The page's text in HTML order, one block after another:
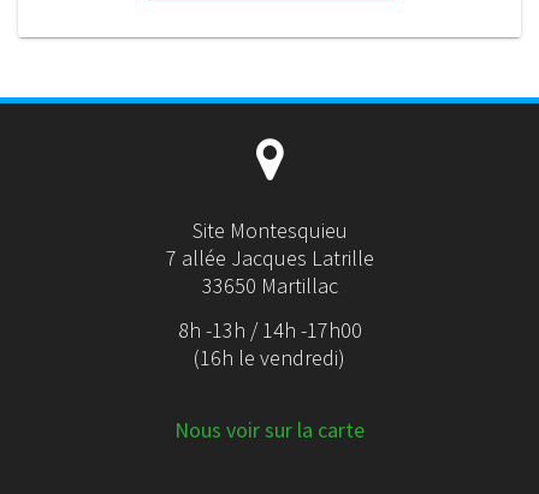
Site Montesquieu
7 allée Jacques Latrille
33650 Martillac
8h -13h / 14h -17h00
(16h le vendredi)
Nous voir sur la carte